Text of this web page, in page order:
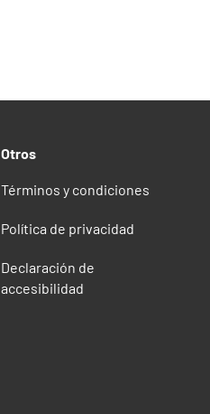
Otros
Términos y condiciones
Política de privacidad
Declaración de
accesibilidad